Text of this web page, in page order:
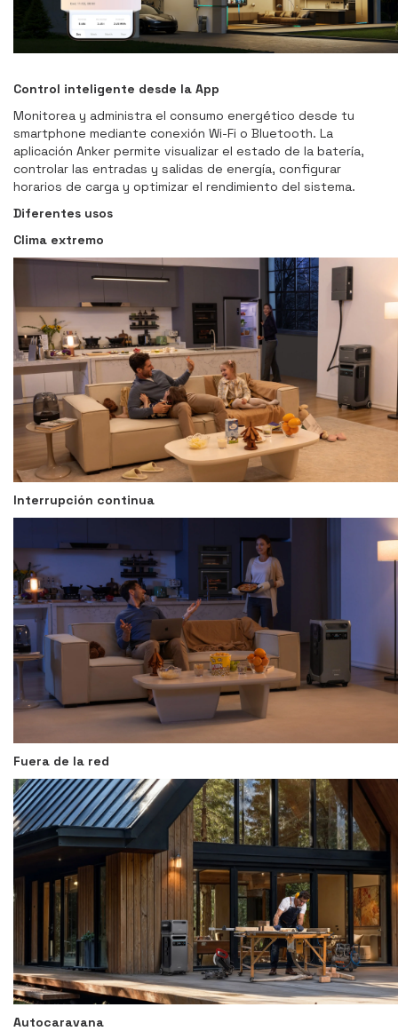
Control inteligente desde la App
Monitorea y administra el consumo energético desde tu
smartphone mediante conexión Wi-Fi o Bluetooth. La
aplicación Anker permite visualizar el estado de la batería,
controlar las entradas y salidas de energía, configurar
horarios de carga y optimizar el rendimiento del sistema.
Diferentes usos
Clima extremo
Interrupción continua
Fuera de la red
Autocaravana